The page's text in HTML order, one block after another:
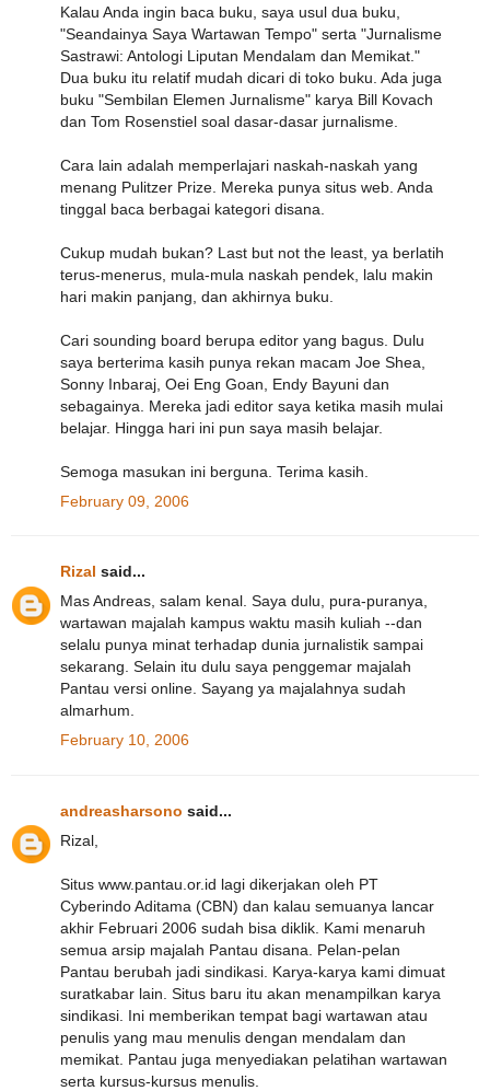
Kalau Anda ingin baca buku, saya usul dua buku,
"Seandainya Saya Wartawan Tempo" serta "Jurnalisme
Sastrawi: Antologi Liputan Mendalam dan Memikat."
Dua buku itu relatif mudah dicari di toko buku. Ada juga
buku "Sembilan Elemen Jurnalisme" karya Bill Kovach
dan Tom Rosenstiel soal dasar-dasar jurnalisme.
Cara lain adalah memperlajari naskah-naskah yang
menang Pulitzer Prize. Mereka punya situs web. Anda
tinggal baca berbagai kategori disana.
Cukup mudah bukan? Last but not the least, ya berlatih
terus-menerus, mula-mula naskah pendek, lalu makin
hari makin panjang, dan akhirnya buku.
Cari sounding board berupa editor yang bagus. Dulu
saya berterima kasih punya rekan macam Joe Shea,
Sonny Inbaraj, Oei Eng Goan, Endy Bayuni dan
sebagainya. Mereka jadi editor saya ketika masih mulai
belajar. Hingga hari ini pun saya masih belajar.
Semoga masukan ini berguna. Terima kasih.
February 09, 2006
Rizal said...
Mas Andreas, salam kenal. Saya dulu, pura-puranya,
wartawan majalah kampus waktu masih kuliah --dan
selalu punya minat terhadap dunia jurnalistik sampai
sekarang. Selain itu dulu saya penggemar majalah
Pantau versi online. Sayang ya majalahnya sudah
almarhum.
February 10, 2006
andreasharsono said...
Rizal,
Situs www.pantau.or.id lagi dikerjakan oleh PT
Cyberindo Aditama (CBN) dan kalau semuanya lancar
akhir Februari 2006 sudah bisa diklik. Kami menaruh
semua arsip majalah Pantau disana. Pelan-pelan
Pantau berubah jadi sindikasi. Karya-karya kami dimuat
suratkabar lain. Situs baru itu akan menampilkan karya
sindikasi. Ini memberikan tempat bagi wartawan atau
penulis yang mau menulis dengan mendalam dan
memikat. Pantau juga menyediakan pelatihan wartawan
serta kursus-kursus menulis.